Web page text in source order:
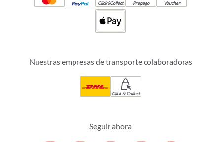
Click&Collect Prepago Voucher
Nuestras empresas de transporte colaboradoras
Click & Collect
Seguir ahora